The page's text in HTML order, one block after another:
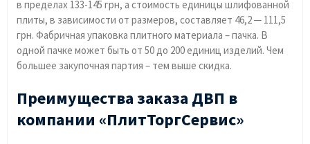
в пределах 133-145 грн, а стоимость единицы шлифованной
плиты, в зависимости от размеров, составляет 46,2 ─ 111,5
грн. Фабричная упаковка плитного материала – пачка. В
одной пачке может быть от 50 до 200 единиц изделий. Чем
большее закупочная партия – тем выше скидка.
Преимущества заказа ДВП в
компании «ПлитТоргСервис»